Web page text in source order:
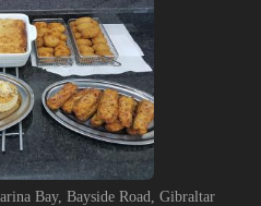
Bay, Bayside Road, Gibraltar